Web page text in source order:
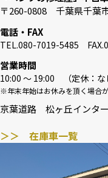
〒260-0808 千葉県千葉
電話・FAX
TEL.080-7019-5485
営業時間
10:00 〜 19:00 （定休：な
※年末年始はお休みを頂く場合
京葉道路 松ヶ丘インタ
＞＞ 在庫車一覧